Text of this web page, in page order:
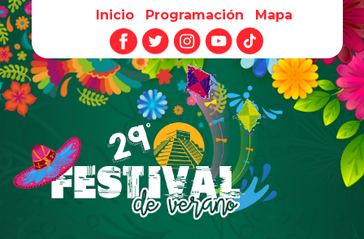
Pasar al contenido principal
Inicio Programación Mapa